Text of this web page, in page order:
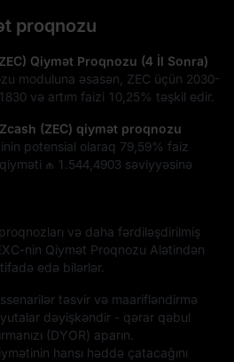
proqnozu
Qiymət Proqnozu (4 İl Sonra)
moduluna əsasən, ZEC üçün 2030-
və artım faizi 10,25% təşkil edir.
(ZEC) qiymət proqnozu
potensial olaraq 79,59% faiz
₼ 1.544,4903 səviyyəsinə
və daha fərdiləşdirilmiş
nin Qiymət Proqnozu Alətindən
edə bilərlər.
təsvir və maarifləndirmə
dəyişkəndir - qərar qəbul
(DYOR) aparın.
hansı həddə çatacağını